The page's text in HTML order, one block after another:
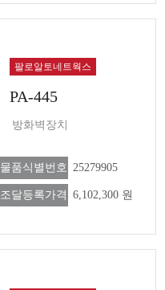
팔로알토네트웍스
PA-445
방화벽장치
물품식별번호 25279905
조달등록가격 6,102,300 원